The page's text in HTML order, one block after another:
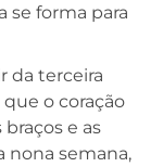
se forma para
da terceira
o coração
e as
nona semana,